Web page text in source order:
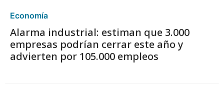
Economía
Alarma industrial: estiman que 3.000
empresas podrían cerrar este año y
advierten por 105.000 empleos